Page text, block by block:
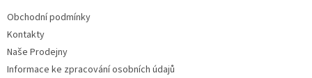
Obchodní podmínky
Kontakty
Naše Prodejny
Informace ke zpracování osobních údajů